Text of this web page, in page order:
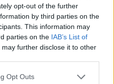
opt-out of the further
by third parties on the
This information may
parties on the IAB’s List of
may further disclose it to other
Opt Outs